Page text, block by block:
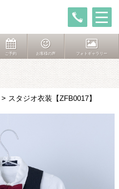
ご予約 お客様の声 フォトギャラリー
> スタジオ衣装【ZFB0017】